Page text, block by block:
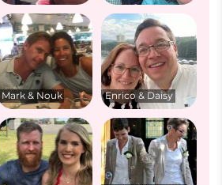
Mark & Nouk Enrico & Daisy